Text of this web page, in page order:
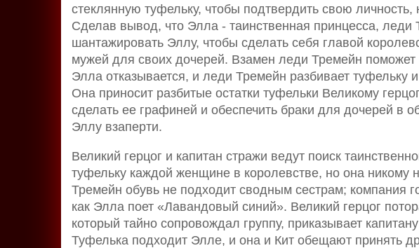
стеклянную туфельку, чтобы подтвердить свою
Сделав вывод, что Элла - таинственная принцесса, леди
шантажировать Эллу, чтобы сделать себя главой
мужей для своих дочерей. Взамен леди Тремейн поможет
Элла отказывается, и леди Тремейн разбивает туфельку
Она приносит разбитые остатки туфельки Великому
сделать ее графиней и обеспечить браки для дочерей в
Эллу взаперти.
Великий герцог и капитан стражи ведут поиск
туфельку каждой женщине в королевстве, но она никому
Тремейн обувь не подходит сводным сестрам; компания
как Элла поет «Лавандовый синий». Великий герцог
который тайно сопровождал группу, приказывает
Туфелька подходит Элле, и она и Кит обещают принять